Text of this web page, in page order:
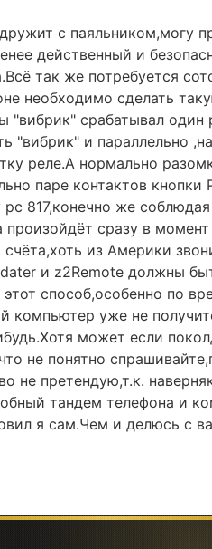
с паяльником,могу
действенный и
так же потребуется
необходимо сделать
"вибрик" срабатывал один
"вибрик" и параллельно
реле.А нормально
паре контактов кнопки
pc 817,конечно же
сразу в
из Америки
и z2Remote должны
способ,особенно по
компьютер уже не
может если
не понятно
не претендую,т.к.
тандем телефона и
я сам.Чем и делюсь с